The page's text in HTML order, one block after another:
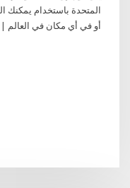
المتحدة باستخدام يمكنك